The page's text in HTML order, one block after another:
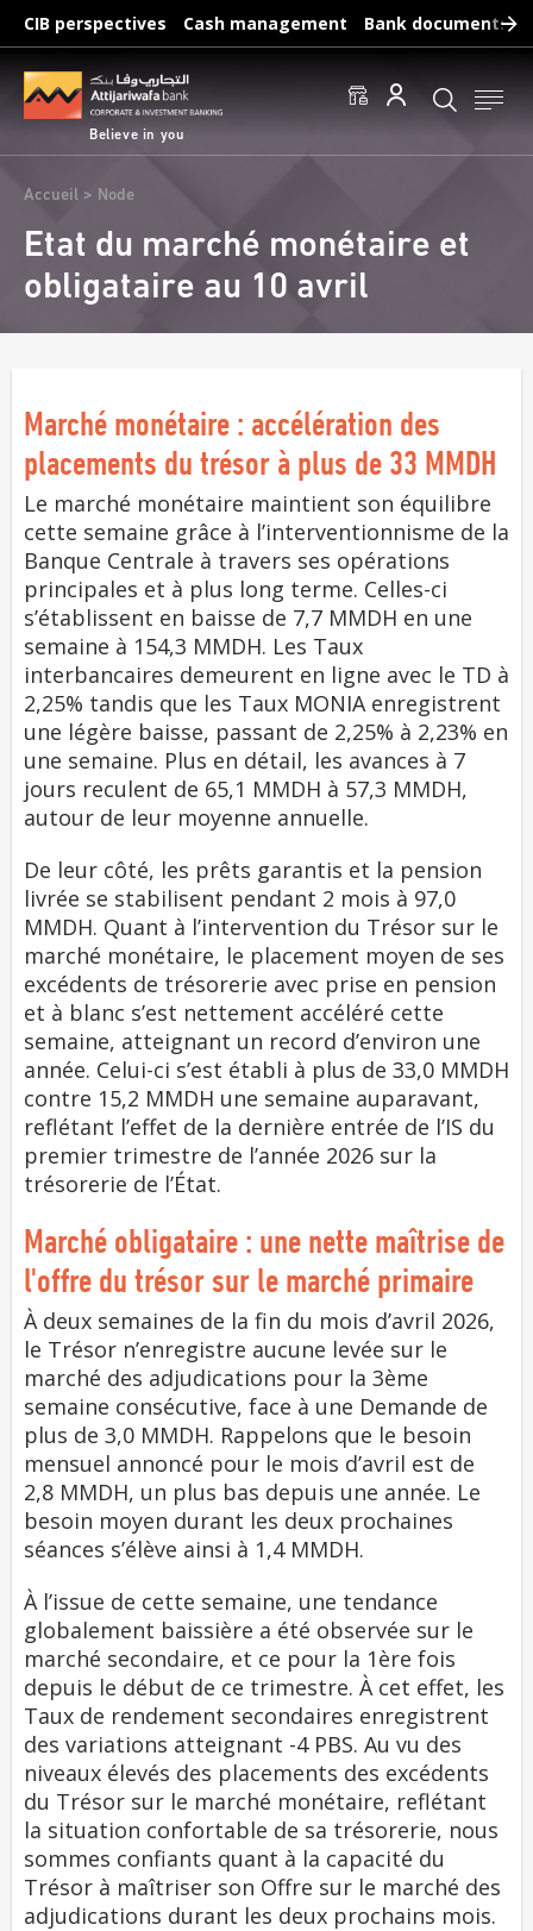
Skip
main
content
CIB perspectives Cash management Bank documents
Believe in you
Breadcrumb
Accueil Node
Etat du marché monétaire et
obligataire au 10 avril
Marché monétaire : accélération des
placements du trésor à plus de 33 MMDH
Le marché monétaire maintient son équilibre
cette semaine grâce à l’interventionnisme de la
Banque Centrale à travers ses opérations
principales et à plus long terme. Celles-ci
s’établissent en baisse de 7,7 MMDH en une
semaine à 154,3 MMDH. Les Taux
interbancaires demeurent en ligne avec le TD à
2,25% tandis que les Taux MONIA enregistrent
une légère baisse, passant de 2,25% à 2,23% en
une semaine. Plus en détail, les avances à 7
jours reculent de 65,1 MMDH à 57,3 MMDH,
autour de leur moyenne annuelle.
De leur côté, les prêts garantis et la pension
livrée se stabilisent pendant 2 mois à 97,0
MMDH. Quant à l’intervention du Trésor sur le
marché monétaire, le placement moyen de ses
excédents de trésorerie avec prise en pension
et à blanc s’est nettement accéléré cette
semaine, atteignant un record d’environ une
année. Celui-ci s’est établi à plus de 33,0 MMDH
contre 15,2 MMDH une semaine auparavant,
reflétant l’effet de la dernière entrée de l’IS du
premier trimestre de l’année 2026 sur la
trésorerie de l’État.
Marché obligataire : une nette maîtrise de
l'offre du trésor sur le marché primaire
À deux semaines de la fin du mois d’avril 2026,
le Trésor n’enregistre aucune levée sur le
marché des adjudications pour la 3ème
semaine consécutive, face à une Demande de
plus de 3,0 MMDH. Rappelons que le besoin
mensuel annoncé pour le mois d’avril est de
2,8 MMDH, un plus bas depuis une année. Le
besoin moyen durant les deux prochaines
séances s’élève ainsi à 1,4 MMDH.
À l’issue de cette semaine, une tendance
globalement baissière a été observée sur le
marché secondaire, et ce pour la 1ère fois
depuis le début de ce trimestre. À cet effet, les
Taux de rendement secondaires enregistrent
des variations atteignant -4 PBS. Au vu des
niveaux élevés des placements des excédents
du Trésor sur le marché monétaire, reflétant
la situation confortable de sa trésorerie, nous
sommes confiants quant à la capacité du
Trésor à maîtriser son Offre sur le marché des
adjudications durant les deux prochains mois.
Frequent searches :
Access to accounts Make a transfert Edit a RIB